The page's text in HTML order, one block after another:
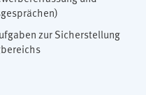
zur Sicherstellung